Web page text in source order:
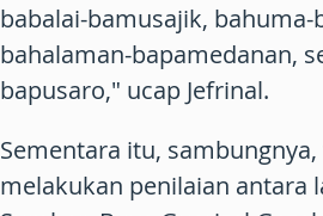
babalai-bamusajik, bahuma-
bahalaman-bapamedanan,
bapusaro," ucap Jefrinal.
Sementara itu,
melakukan penilaian antara